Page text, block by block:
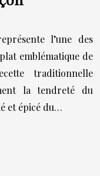
l’une des
emblématique de
traditionnelle
la tendreté du
et épicé du…